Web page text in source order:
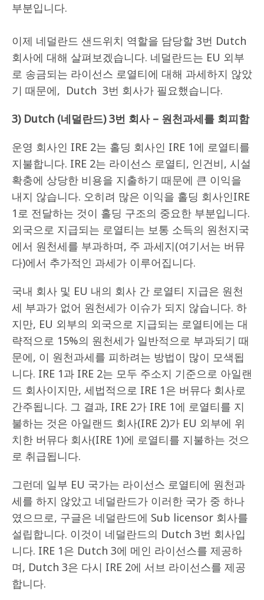
부분입니다.
이제 네덜란드 샌드위치 역할을 담당할 3번 Dutch
회사에 대해 살펴보겠습니다. 네덜란드는 EU 외부
로 송금되는 라이선스 로열티에 대해 과세하지 않았
기 때문에, Dutch 3번 회사가 필요했습니다.
3) Dutch (네덜란드)3번 회사 – 원천과세를 회피함
운영 회사인 IRE 2는 홀딩 회사인 IRE 1에 로열티를
지불합니다. IRE 2는 라이선스 로열티, 인건비, 시설
확충에 상당한 비용을 지출하기 때문에 큰 이익을
내지 않습니다. 오히려 많은 이익을 홀딩 회사인IRE
1로 전달하는 것이 홀딩 구조의 중요한 부분입니다.
외국으로 지급되는 로열티는 보통 소득의 원천지국
에서 원천세를 부과하며, 주 과세지(여기서는 버뮤
다)에서 추가적인 과세가 이루어집니다.
국내 회사 및 EU 내의 회사 간 로열티 지급은 원천
세 부과가 없어 원천세가 이슈가 되지 않습니다. 하
지만, EU 외부의 외국으로 지급되는 로열티에는 대
략적으로 15%의 원천세가 일반적으로 부과되기 때
문에, 이 원천과세를 피하려는 방법이 많이 모색됩
니다. IRE 1과 IRE 2는 모두 주소지 기준으로 아일랜
드 회사이지만, 세법적으로 IRE 1은 버뮤다 회사로
간주됩니다. 그 결과, IRE 2가 IRE 1에 로열티를 지
불하는 것은 아일랜드 회사(IRE 2)가 EU 외부에 위
치한 버뮤다 회사(IRE 1)에 로열티를 지불하는 것으
로 취급됩니다.
그런데 일부 EU 국가는 라이선스 로열티에 원천과
세를 하지 않았고 네덜란드가 이러한 국가 중 하나
였으므로, 구글은 네덜란드에 Sub licensor 회사를
설립합니다. 이것이 네덜란드의 Dutch 3번 회사입
니다. IRE 1은 Dutch 3에 메인 라이선스를 제공하
며, Dutch 3은 다시 IRE 2에 서브 라이선스를 제공
합니다.